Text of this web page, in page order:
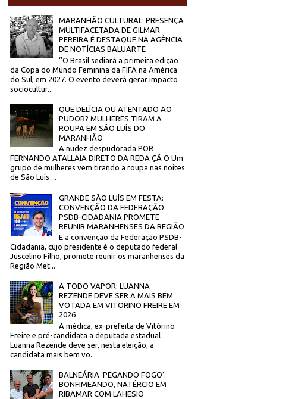
MARANHÃO CULTURAL: PRESENÇA
MULTIFACETADA DE GILMAR
PEREIRA É DESTAQUE NA AGÊNCIA
DE NOTÍCIAS BALUARTE
‘’O Brasil sediará a primeira edição
da Copa do Mundo Feminina da FIFA na América
do Sul, em 2027. O evento deverá gerar impacto
sociocultur...
QUE DELÍCIA OU ATENTADO AO
PUDOR? MULHERES TIRAM A
ROUPA EM SÃO LUÍS DO
MARANHÃO
A nudez despudorada POR
FERNANDO ATALLAIA DIRETO DA REDA ÇÃ O Um
grupo de mulheres vem tirando a roupa nas noites
de São Luís ...
GRANDE SÃO LUÍS EM FESTA:
CONVENÇÃO DA FEDERAÇÃO
PSDB-CIDADANIA PROMETE
REUNIR MARANHENSES DA REGIÃO
E a convenção da Federação PSDB-
Cidadania, cujo presidente é o deputado federal
Juscelino Filho, promete reunir os maranhenses da
Região Met...
A TODO VAPOR: LUANNA
REZENDE DEVE SER A MAIS BEM
VOTADA EM VITORINO FREIRE EM
2026
A médica, ex-prefeita de Vitórino
Freire e pré-candidata a deputada estadual
Luanna Rezende deve ser, nesta eleição, a
candidata mais bem vo...
BALNEÁRIA ‘PEGANDO FOGO’:
BONFIMEANDO, NATÉRCIO EM
RIBAMAR COM LAHESIO